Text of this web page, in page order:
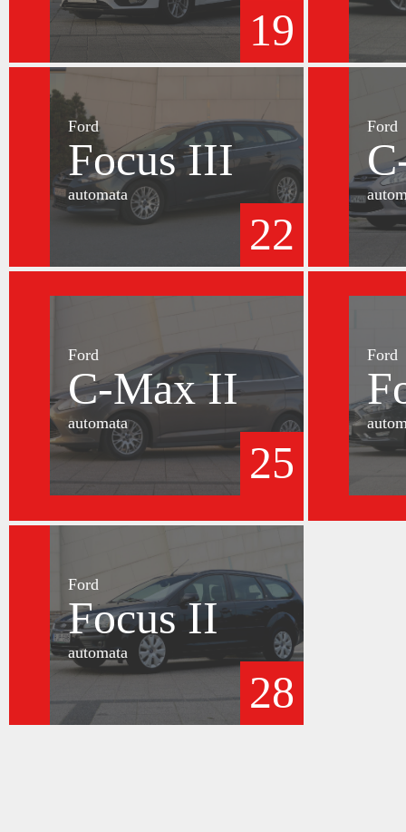
19
Ford
Focus III
automata
22
Ford
Ford
C-Max II
automata
25
Ford
Ford
Focus II
automata
28